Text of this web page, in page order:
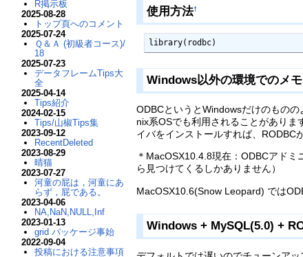
使用方法†
library(rodbc)
Windows以外の環境でのメモ
ODBCというとWindowsだけのもの
nix系OSでも利用されることがありま
イバをインストールすれば、RODBC
＊MacOSX10.4.8現在：ODBCアド
ら見つけてくるしかありません）
MacOSX10.6(Snow Leopard) では
Windows + MySQL(5.0) +
R掲示板
2025-08-28
トップ頁へのコメント
2025-07-24
Ｑ＆Ａ (初級者コース)/
18
2025-07-23
データフレームTips大
全
2025-04-14
Tips紹介
2024-02-15
Tips/山椒Tips集
2023-09-12
RecentDeleted
2023-08-29
晴猫
2023-07-27
河童の屁は，河童にあ
らず，屁である。
2023-04-06
NA,NaN,NULL,Inf
2023-01-13
grid パッケージ事始
2022-09-04
投稿における注意事項